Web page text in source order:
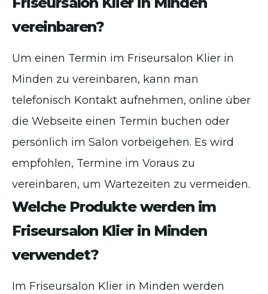
vereinbaren?
Um einen Termin im Friseursalon Klier in
Minden zu vereinbaren, kann man
telefonisch Kontakt aufnehmen, online über
die Webseite einen Termin buchen oder
persönlich im Salon vorbeigehen. Es wird
empfohlen, Termine im Voraus zu
vereinbaren, um Wartezeiten zu vermeiden.
Welche Produkte werden im
Friseursalon Klier in Minden
verwendet?
Im Friseursalon Klier in Minden werden